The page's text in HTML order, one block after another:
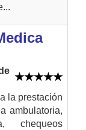
la prestación
ambulatoria,
chequeos